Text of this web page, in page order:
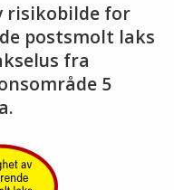
risikobilde for
postsmolt laks
fra
5